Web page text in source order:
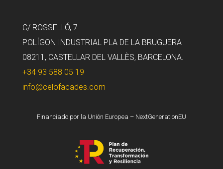
C/ ROSSELLÓ, 7
POLÍGON INDUSTRIAL PLA DE LA BRUGUERA
08211, CASTELLAR DEL VALLÈS, BARCELONA.
+34 93 588 05 19
info@celofacades.com
Financiado por la Unión Europea – NextGenerationEU